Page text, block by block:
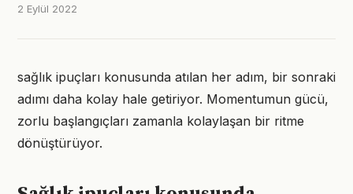
2 Eylül 2022
sağlık ipuçları konusunda atılan her adım, bir sonraki
adımı daha kolay hale getiriyor. Momentumun gücü,
zorlu başlangıçları zamanla kolaylaşan bir ritme
dönüştürüyor.